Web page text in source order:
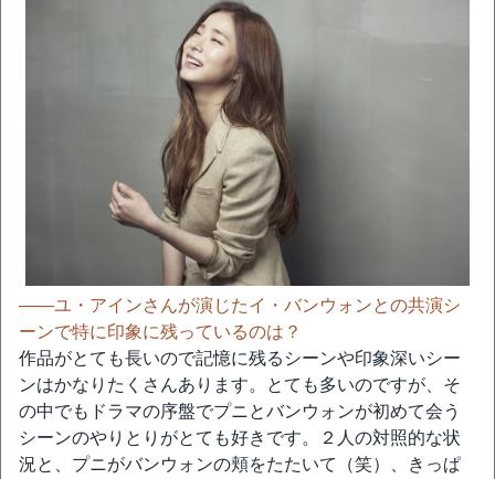
――ユ・アインさんが演じたイ・バンウォンとの共演シ
ーンで特に印象に残っているのは？
作品がとても長いので記憶に残るシーンや印象深いシー
ンはかなりたくさんあります。とても多いのですが、そ
の中でもドラマの序盤でプニとバンウォンが初めて会う
シーンのやりとりがとても好きです。２人の対照的な状
況と、プニがバンウォンの頬をたたいて（笑）、きっぱ